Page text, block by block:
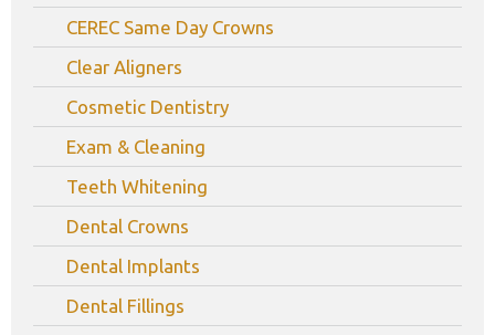
CEREC Same Day Crowns
Clear Aligners
Cosmetic Dentistry
Exam & Cleaning
Teeth Whitening
Dental Crowns
Dental Implants
Dental Fillings